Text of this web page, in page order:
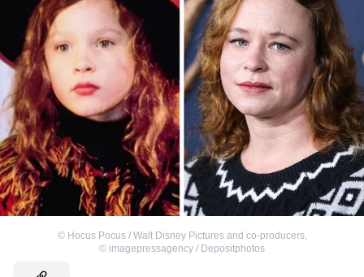
© Hocus Pocus / Walt Disney Pictures and co-producers,
© imagepressagency / Depositphotos